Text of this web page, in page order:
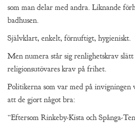
som man delar med andra. Liknande
badhusen.
Självklart, enkelt, förnuftigt, hygieniskt.
Men numera står sig renlighetskrav
religionsutövares krav på frihet.
Politikerna som var med på
att de gjort något bra:
”Eftersom Rinkeby-Kista och Spånga-